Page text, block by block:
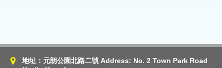
地址：元朗公園北路二號 Address: No. 2 Town Park Road